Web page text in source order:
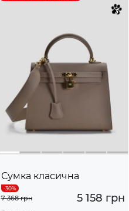
Сумка класична
5 158 грн
7 368 грн